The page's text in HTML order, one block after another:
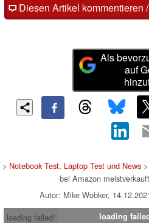
Diesen Artikel kommentieren
Als
auf
> Notebook Test, Laptop Test und News>
bei Amazon
Autor: Mike Wobker,
loading failed!
loading